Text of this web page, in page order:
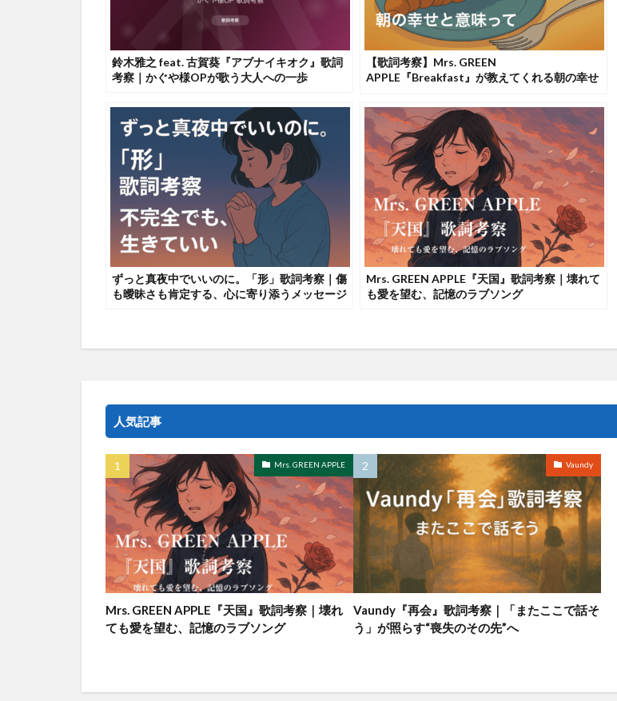
鈴木雅之 feat. 古賀葵『アブナイキオク』歌詞
考察｜かぐや様OPが歌う大人への一歩
【歌詞考察】Mrs. GREEN
APPLE『Breakfast』が教えてくれる朝の幸せ
ずっと真夜中でいいのに。「形」歌詞考察｜傷
も曖昧さも肯定する、心に寄り添うメッセージ
Mrs. GREEN APPLE『天国』歌詞考察｜壊れて
も愛を望む、記憶のラブソング
人気記事
Mrs. GREEN APPLE
Mrs. GREEN APPLE『天国』歌詞考察｜壊れ
ても愛を望む、記憶のラブソング
Vaundy
Vaundy『再会』歌詞考察｜「またここで話そ
う」が照らす“喪失のその先”へ